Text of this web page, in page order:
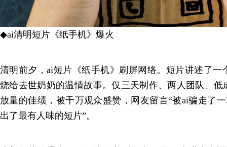
◆ai清明短片《纸手机》爆火
清明前夕，ai短片《纸手机》刷屏网络。短片讲述了一
烧给去世奶奶的温情故事。仅三天制作、两人团队、低
放量的佳绩，被千万观众盛赞，网友留言“被ai骗走了
出了最有人味的短片”。